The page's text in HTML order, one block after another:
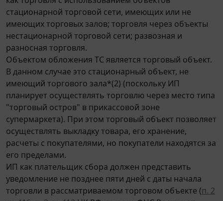
стационарной торговой сети, имеющих или не
имеющих торговых залов; торговля через объекты
нестационарной торговой сети; развозная и
разносная торговля.
Объектом обложения ТС является торговый объект.
В данном случае это стационарный объект, не
имеющий торгового зала*(2) (поскольку ИП
планирует осуществлять торговлю через место типа
"торговый остров" в прикассовой зоне
супермаркета). При этом торговый объект позволяет
осуществлять выкладку товара, его хранение,
расчеты с покупателями, но покупатели находятся за
его пределами.
ИП как плательщик сбора должен представить
уведомление не позднее пяти дней с даты начала
торговли в рассматриваемом торговом объекте (п. 2